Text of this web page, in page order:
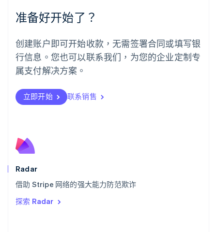
准备好开始了？
创建账户即可开始收款，无需签署合同或填写银
行信息。您也可以联系我们，为您的企业定制专
属支付解决方案。
立即开始 联系销售
Radar
借助 Stripe 网络的强大能力防范欺诈
探索 Radar
English
葡萄牙
日本
日本語English
瑞典
SvenskaEnglish
Deutsch FrançaisItaliano English
塞浦路斯
斯洛文尼亚
English
ไทย
希腊
English
西班牙